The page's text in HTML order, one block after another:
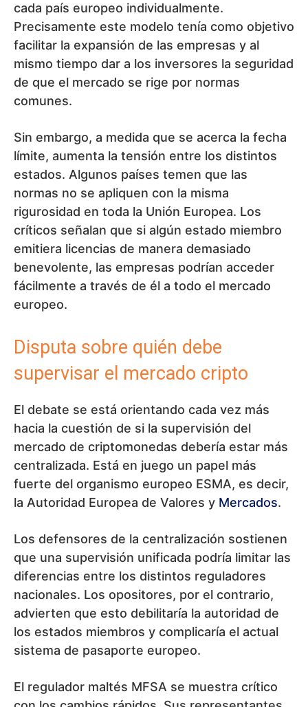
cada país europeo individualmente.
Precisamente este modelo tenía como objetivo
facilitar la expansión de las empresas y al
mismo tiempo dar a los inversores la seguridad
de que el mercado se rige por normas
comunes.
Sin embargo, a medida que se acerca la fecha
límite, aumenta la tensión entre los distintos
estados. Algunos países temen que las
normas no se apliquen con la misma
rigurosidad en toda la Unión Europea. Los
críticos señalan que si algún estado miembro
emitiera licencias de manera demasiado
benevolente, las empresas podrían acceder
fácilmente a través de él a todo el mercado
europeo.
Disputa sobre quién debe
supervisar el mercado cripto
El debate se está orientando cada vez más
hacia la cuestión de si la supervisión del
mercado de criptomonedas debería estar más
centralizada. Está en juego un papel más
fuerte del organismo europeo ESMA, es decir,
la Autoridad Europea de Valores y Mercados.
Los defensores de la centralización sostienen
que una supervisión unificada podría limitar las
diferencias entre los distintos reguladores
nacionales. Los opositores, por el contrario,
advierten que esto debilitaría la autoridad de
los estados miembros y complicaría el actual
sistema de pasaporte europeo.
El regulador maltés MFSA se muestra crítico